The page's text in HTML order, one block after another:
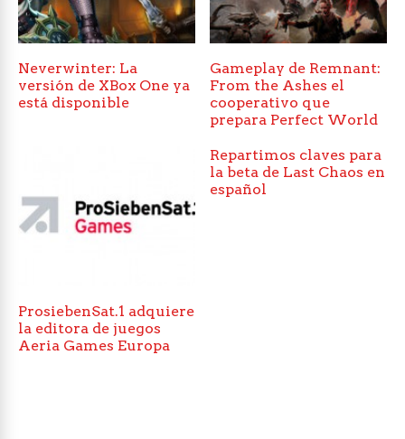
Neverwinter: La
versión de XBox One ya
está disponible
Gameplay de Remnant:
From the Ashes el
cooperativo que
prepara Perfect World
ProsiebenSat.1 adquiere
la editora de juegos
Aeria Games Europa
Repartimos claves para
la beta de Last Chaos en
español